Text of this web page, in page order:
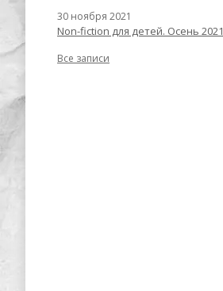
30 ноября 2021
Non-fiction для детей. Осень 2021
Все записи